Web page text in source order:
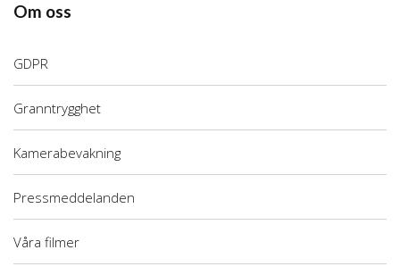
Om oss
GDPR
Granntrygghet
Kamerabevakning
Pressmeddelanden
Våra filmer